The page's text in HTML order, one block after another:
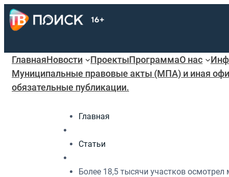
ГлавнаяНовости ПроектыПрограммаО нас
Муниципальные правовые акты (МПА) и иная
обязательные публикации.
Главная
Статьи
Более 18,5 тысячи участков